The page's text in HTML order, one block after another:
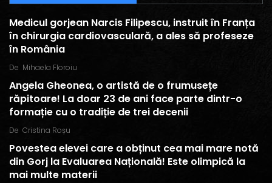
Medicul gorjean Narcis Filipescu, instruit în Franța
în chirurgia cardiovasculară, a ales să profeseze
în România
De Mihaela Floroiu
Angela Gheonea, o artistă de o frumusețe
răpitoare! La doar 23 de ani face parte dintr-o
formație cu o tradiție de trei decenii
De Cristina Roșu
Povestea elevei care a obținut cea mai mare notă
din Gorj la Evaluarea Națională! Este olimpică la
mai multe materii